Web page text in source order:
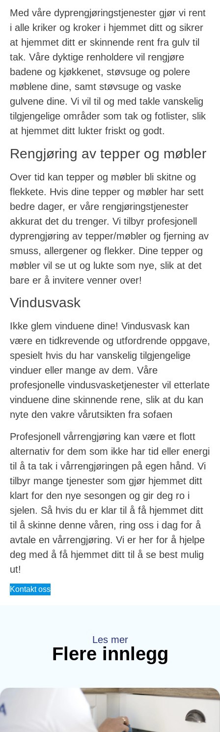
Med våre dyprengjøringstjenester gjør vi rent
i alle kriker og kroker i hjemmet ditt og sikrer
at hjemmet ditt er skinnende rent fra gulv til
tak. Våre dyktige renholdere vil rengjøre
badene og kjøkkenet, støvsuge og polere
møblene dine, samt støvsuge og vaske
gulvene dine. Vi vil til og med takle vanskelig
tilgjengelige områder som tak og fotlister, slik
at hjemmet ditt lukter friskt og godt.
Rengjøring av tepper og møbler
Over tid kan tepper og møbler bli skitne og
flekkete. Hvis dine tepper og møbler har sett
bedre dager, er våre rengjøringstjenester
akkurat det du trenger. Vi tilbyr profesjonell
dyprengjøring av tepper/møbler og fjerning av
smuss, allergener og flekker. Dine tepper og
møbler vil se ut og lukte som nye, slik at det
bare er å invitere venner over!
Vindusvask
Ikke glem vinduene dine! Vindusvask kan
være en tidkrevende og utfordrende oppgave,
spesielt hvis du har vanskelig tilgjengelige
vinduer eller mange av dem. Våre
profesjonelle vindusvasketjenester vil etterlate
vinduene dine skinnende rene, slik at du kan
nyte den vakre vårutsikten fra sofaen
Profesjonell vårrengjøring kan være et flott
alternativ for dem som ikke har tid eller energi
til å ta tak i vårrengjøringen på egen hånd. Vi
tilbyr mange tjenester som gjør hjemmet ditt
klart for den nye sesongen og gir deg ro i
sjelen. Så hvis du er klar til å få hjemmet ditt
til å skinne denne våren, ring oss i dag for å
avtale en vårrengjøring. Vi er her for å hjelpe
deg med å få hjemmet ditt til å se best mulig
ut!
Kontakt oss
Les mer
Flere innlegg